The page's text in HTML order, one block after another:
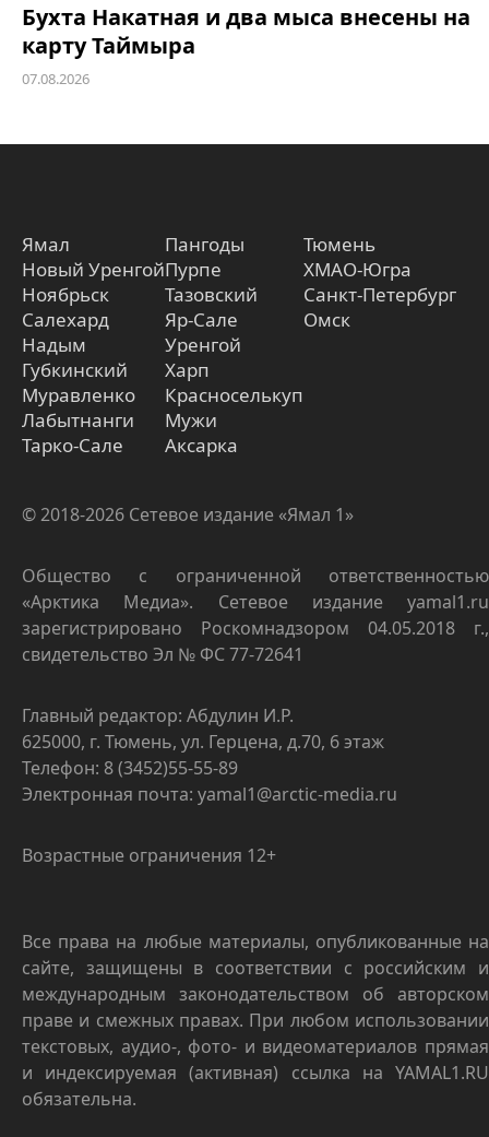
Бухта Накатная и два мыса внесены на
карту Таймыра
07.08.2026
Ямал
Новый Уренгой
Ноябрьск
Салехард
Надым
Губкинский
Муравленко
Лабытнанги
Тарко-Сале
Пангоды
Пурпе
Тазовский
Яр-Сале
Уренгой
Харп
Красноселькуп
Мужи
Аксарка
Тюмень
ХМАО-Югра
Санкт-Петербург
Омск
© 2018-2026 Сетевое издание «Ямал 1»
Общество с ограниченной ответственностью
«Арктика Медиа». Сетевое издание yamal1.ru
зарегистрировано Роскомнадзором 04.05.2018 г.,
свидетельство Эл № ФС 77-72641
Главный редактор: Абдулин И.Р.
625000, г. Тюмень, ул. Герцена, д.70, 6 этаж
Телефон: 8 (3452)55-55-89
Электронная почта: yamal1@arctic-media.ru
Возрастные ограничения 12+
Все права на любые материалы, опубликованные на
сайте, защищены в соответствии с российским и
международным законодательством об авторском
праве и смежных правах. При любом использовании
текстовых, аудио-, фото- и видеоматериалов прямая
и индексируемая (активная) ссылка на YAMAL1.RU
обязательна.